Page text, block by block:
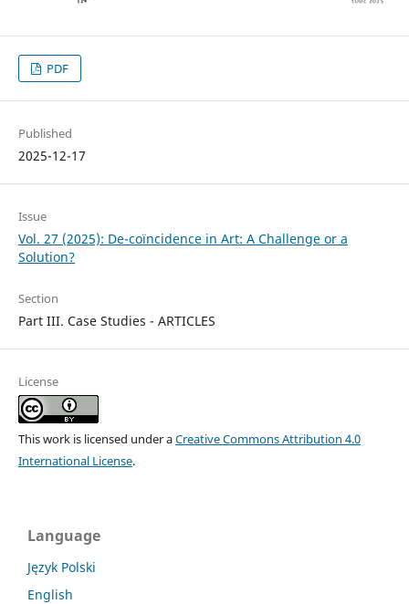
PDF
Published
2025-12-17
Issue
Vol. 27 (2025): De-coïncidence in Art: A Challenge or a
Solution?
Section
Part III. Case Studies - ARTICLES
License
This work is licensed under aCreative Commons Attribution 4.0
International License.
Language
Język Polski
English